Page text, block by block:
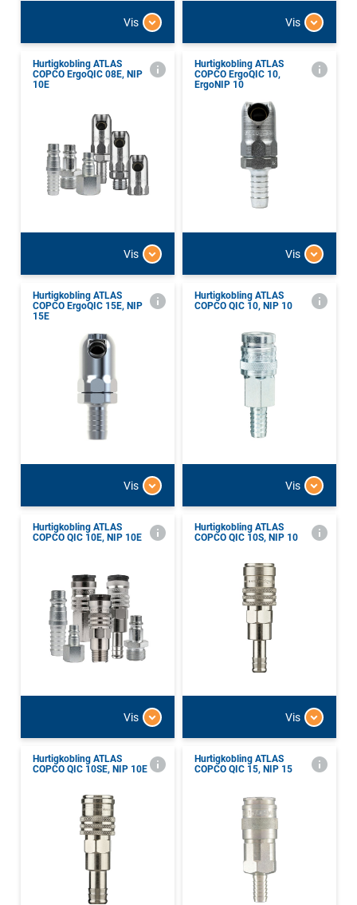
Vis Vis
Hurtigkobling ATLAS
COPCO ErgoQIC 08E, NIP
10E
Vis
Hurtigkobling ATLAS
COPCO ErgoQIC 10,
ErgoNIP 10
Vis
Hurtigkobling ATLAS
COPCO ErgoQIC 15E, NIP
15E
Vis
Hurtigkobling ATLAS
COPCO QIC 10, NIP 10
Vis
Hurtigkobling ATLAS
COPCO QIC 10E, NIP 10E
Vis
Hurtigkobling ATLAS
COPCO QIC 10S, NIP 10
Vis
Hurtigkobling ATLAS
COPCO QIC 10SE, NIP 10E
Hurtigkobling ATLAS
COPCO QIC 15, NIP 15